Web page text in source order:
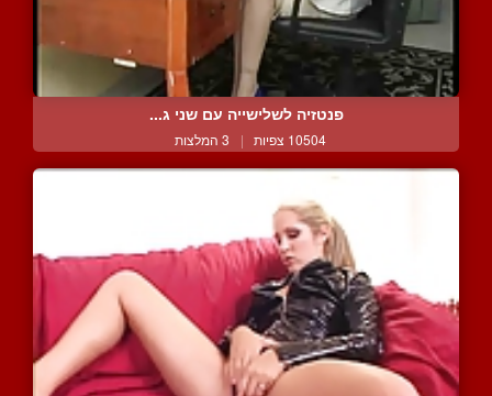
פנטזיה לשלישייה עם שני ג...
10504 צפיות | 3 המלצות